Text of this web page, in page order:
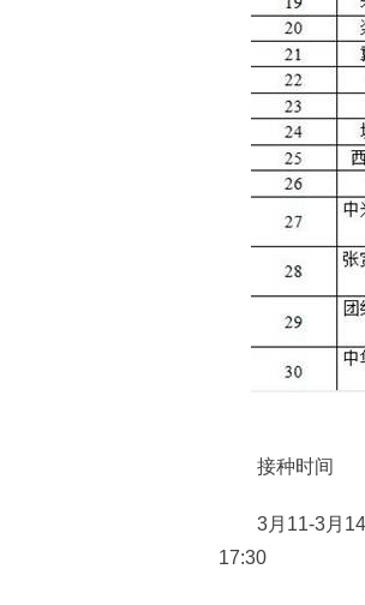
接种时间
3月11-3月14
17:30